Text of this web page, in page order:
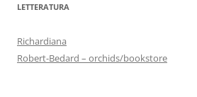
LETTERATURA
Richardiana
Robert-Bedard – orchids/bookstore